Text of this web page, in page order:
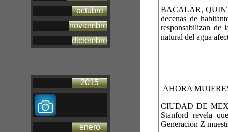
octubre
noviembre
diciembre
2015
enero
BACALAR,
decenas de
responsabilizan de
natural del agua
AHORA
CIUDAD DE
Stanford revela
Generación Z